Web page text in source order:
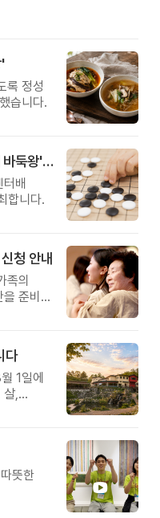
'
록 정성
습니다.
제3회 서초구 아버지센터배 '매너 바둑왕' 대회
배
합니다.
청 안내
족의
준비해
다
1일에
살,
뜻한